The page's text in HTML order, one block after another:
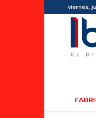
viernes,